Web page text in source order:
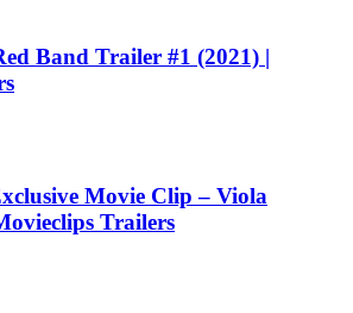
Band Trailer #1 (2021) |
Movie Clip – Viola
Trailers